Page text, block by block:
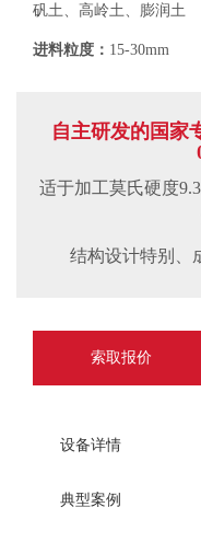
矾土、高岭土、膨润土
进料粒度： 15-30mm
自主研发的国家
适于加工莫氏硬度
结构设计特别、
索取报价
设备详情
典型案例